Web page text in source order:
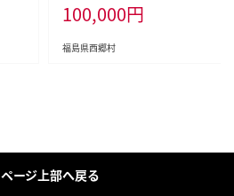
100,000円
福島県西郷村
ページ上部へ戻る